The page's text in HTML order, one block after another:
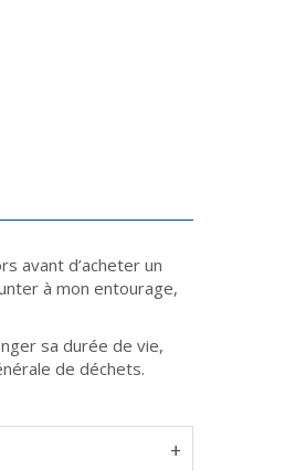
avant d’acheter un
à mon entourage,
sa durée de vie,
de déchets.